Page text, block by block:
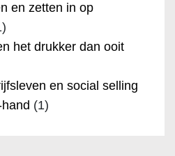
en zetten in op
het drukker dan ooit
en social selling
(1)